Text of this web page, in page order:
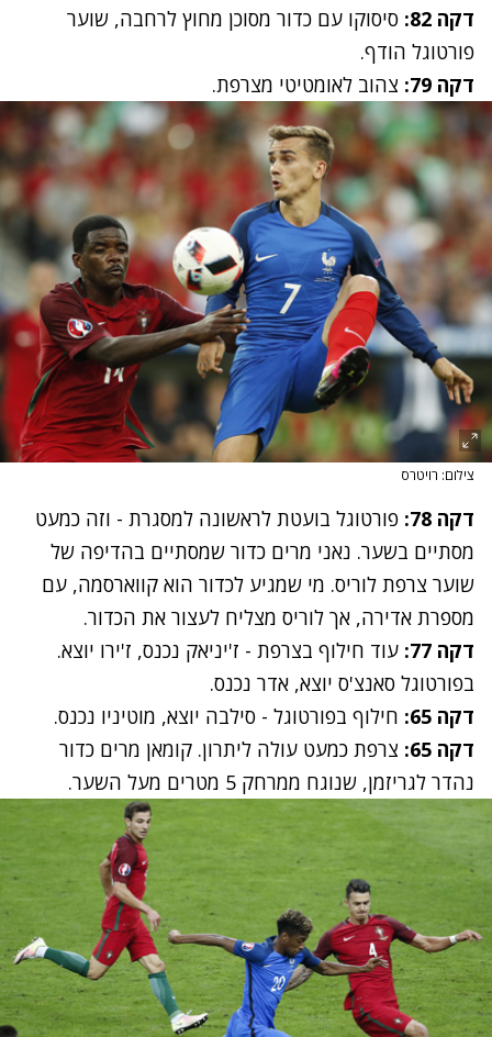
דקה 82:
סיסוקו עם כדור מסוכן מחוץ לרחבה, שוער
פורטוגל הודף.
דקה 79:
צהוב לאומטיטי מצרפת.
צילום: רויטרס
דקה 78:
פורטוגל בועטת לראשונה למסגרת - וזה כמעט
מסתיים בשער. נאני מרים כדור שמסתיים בהדיפה של
שוער צרפת לוריס. מי שמגיע לכדור הוא קווארסמה, עם
מספרת אדירה, אך לוריס מצליח לעצור את הכדור.
דקה 77:
עוד חילוף בצרפת - ז'יניאק נכנס, ז'ירו יוצא.
בפורטוגל סאנצ'ס יוצא, אדר נכנס.
דקה 65:
חילוף בפורטוגל - סילבה יוצא, מוטיניו נכנס.
דקה 65:
צרפת כמעט עולה ליתרון. קומאן מרים כדור
נהדר לגריזמן, שנוגח ממרחק 5 מטרים מעל השער.